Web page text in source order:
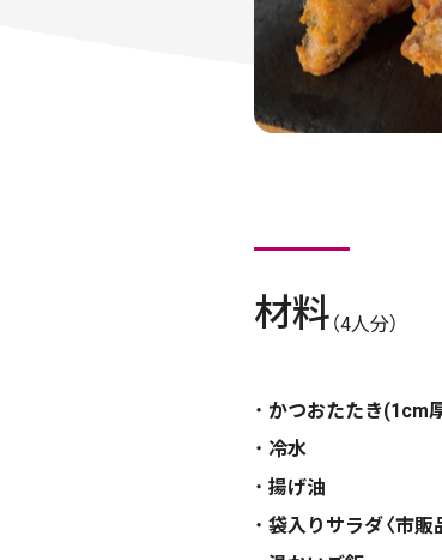
材料 （4人分）
かつおたたき(1cm
冷水
揚げ油
袋入りサラダ〈市販